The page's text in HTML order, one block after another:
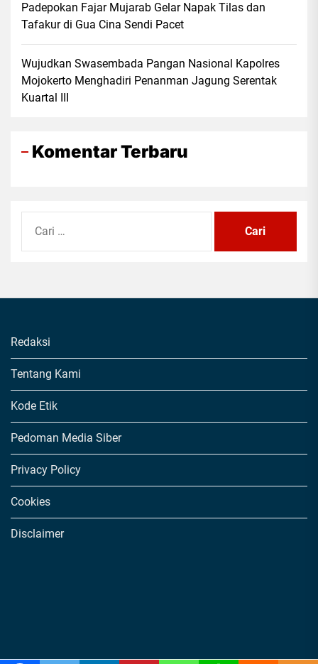
Padepokan Fajar Mujarab Gelar Napak Tilas dan
Tafakur di Gua Cina Sendi Pacet
Wujudkan Swasembada Pangan Nasional Kapolres
Mojokerto Menghadiri Penanman Jagung Serentak
Kuartal III
Komentar Terbaru
untuk:
Redaksi
Tentang Kami
Kode Etik
Pedoman Media Siber
Privacy Policy
Cookies
Disclaimer